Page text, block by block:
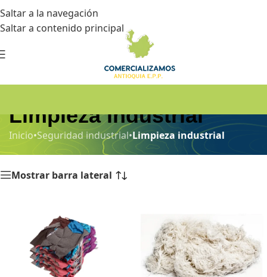
Saltar a la navegación
Saltar a contenido principal
Limpieza industrial
Inicio•Seguridad industrial•Limpieza industrial
Mostrar barra lateral